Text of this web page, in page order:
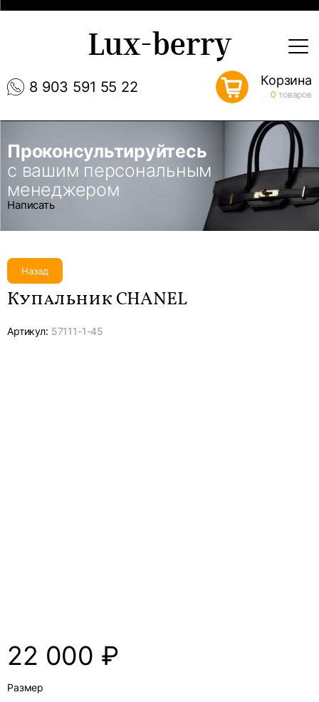
8 903 591 55 22
Lux-berry
Корзина
0 товаров
Проконсультируйтесь
с вашим персональным
менеджером
Написать
Назад
Купальник CHANEL
Артикул: 57111-1-45
22 000 ₽
Размер